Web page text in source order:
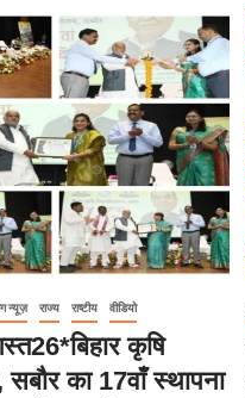
न्यूज़ राज्य राष्टीय वीडियो
कृषि
सबौर का 17वाँ स्थापना